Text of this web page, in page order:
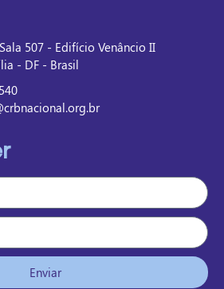
507 - Edifício Venâncio II
- DF - Brasil
Enviar